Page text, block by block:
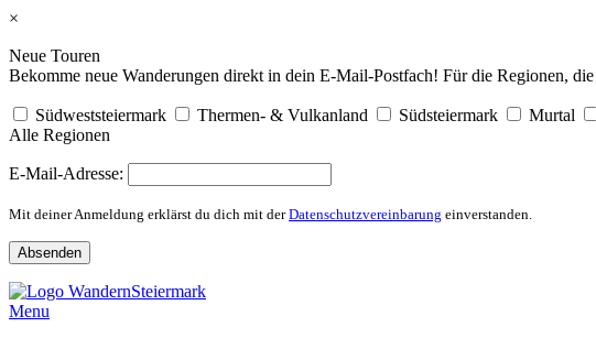
×
Neue Touren
Bekomme neue Wanderungen direkt in dein E-Mail-Postfach! Für die Regionen, die
Südweststeiermark Thermen- & Vulkanland Südsteiermark Murtal
Alle Regionen
E-Mail-Adresse:
Mit deiner Anmeldung erklärst du dich mit derDatenschutzvereinbarung einverstanden.
Skip
to
Menu